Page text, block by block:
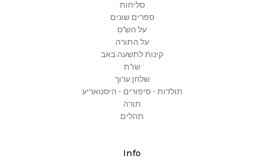
סליחות
ספרים שונים
על הש"ס
על התורה
קינות לתשעה באב
שו"ת
שלחן ערוך
תולדות - סיפורים - היסטאריע
תורה
תהלים
Info